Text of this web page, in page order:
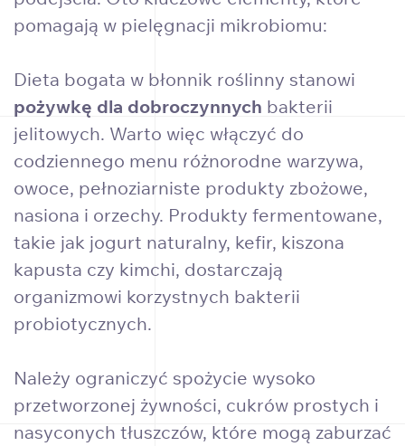
pomagają w pielęgnacji mikrobiomu:
Dieta bogata w błonnik roślinny stanowi
pożywkę dla dobroczynnych bakterii
jelitowych. Warto więc włączyć do
codziennego menu różnorodne warzywa,
owoce, pełnoziarniste produkty zbożowe,
nasiona i orzechy. Produkty fermentowane,
takie jak jogurt naturalny, kefir, kiszona
kapusta czy kimchi, dostarczają
organizmowi korzystnych bakterii
probiotycznych.
Należy ograniczyć spożycie wysoko
przetworzonej żywności, cukrów prostych i
nasyconych tłuszczów, które mogą zaburzać